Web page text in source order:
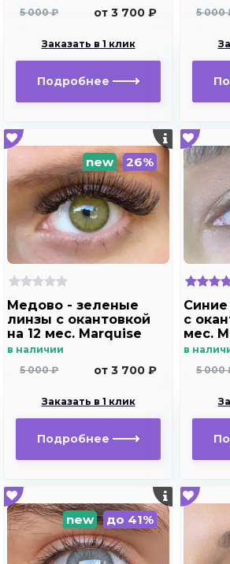
5 000 ₽
от 3 700 ₽
Заказать в 1 клик
Подробнее
5 000
new 26%
Медово - зеленые
линзы c окантовкой
на 12 мес. Marquise
Hollywood brown m2
в наличии
5 000 ₽
от 3 700 ₽
Заказать в 1 клик
Подробнее
c
мес.
в
5 000
new до 41%